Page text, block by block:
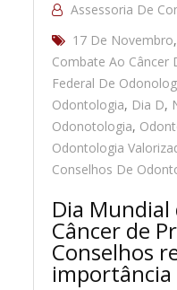
Assessoria De
17 De Novembro,
Combate Ao Câncer
Federal De
Odontologia, Dia D,
Odonotologia,
Odontologia
Conselhos De
Dia Mundial
Câncer de
Conselhos
importância